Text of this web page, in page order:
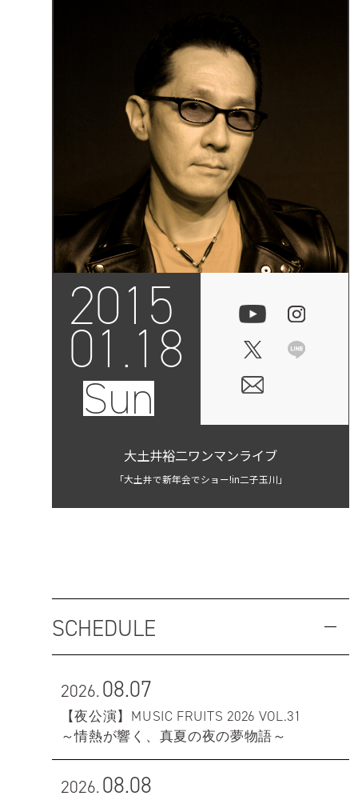
2015
01.18
Sun
大土井裕二ワンマンライブ
「大土井で新年会でショー!in二子玉川」
SCHEDULE
2026.08.07
【夜公演】MUSIC FRUITS 2026 VOL.31
～情熱が響く、真夏の夜の夢物語～
2026.08.08